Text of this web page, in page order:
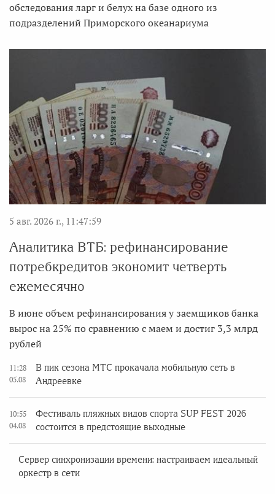
обследования ларг и белух на базе одного из
подразделений Приморского океанариума
5 авг. 2026 г., 11:47:59
Аналитика ВТБ: рефинансирование
потребкредитов экономит четверть
ежемесячно
В июне объем рефинансирования у заемщиков банка
вырос на 25% по сравнению с маем и достиг 3,3 млрд
рублей
11:28
05.08
В пик сезона МТС прокачала мобильную сеть в
Андреевке
10:55
04.08
Фестиваль пляжных видов спорта SUP FEST 2026
состоится в предстоящие выходные
Сервер синхронизации времени: настраиваем идеальный
оркестр в сети